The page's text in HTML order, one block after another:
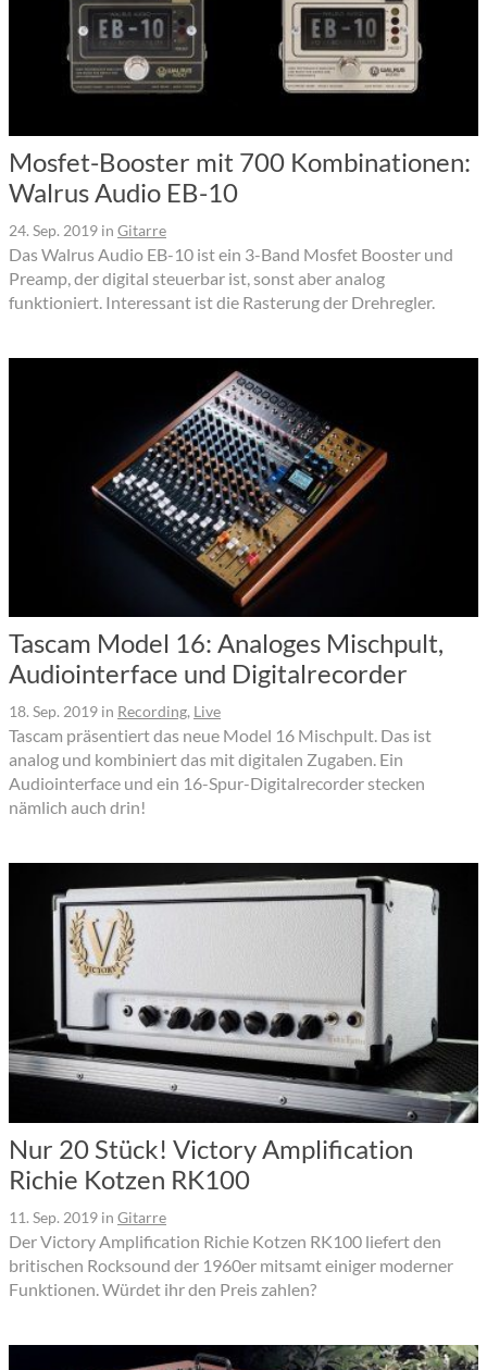
Mosfet-Booster mit 700 Kombinationen:
Walrus Audio EB-10
24. Sep. 2019 in Gitarre
Das Walrus Audio EB-10 ist ein 3-Band Mosfet Booster und
Preamp, der digital steuerbar ist, sonst aber analog
funktioniert. Interessant ist die Rasterung der Drehregler.
Tascam Model 16: Analoges Mischpult,
Audiointerface und Digitalrecorder
18. Sep. 2019 in Recording, Live
Tascam präsentiert das neue Model 16 Mischpult. Das ist
analog und kombiniert das mit digitalen Zugaben. Ein
Audiointerface und ein 16-Spur-Digitalrecorder stecken
nämlich auch drin!
Nur 20 Stück! Victory Amplification
Richie Kotzen RK100
11. Sep. 2019 in Gitarre
Der Victory Amplification Richie Kotzen RK100 liefert den
britischen Rocksound der 1960er mitsamt einiger moderner
Funktionen. Würdet ihr den Preis zahlen?